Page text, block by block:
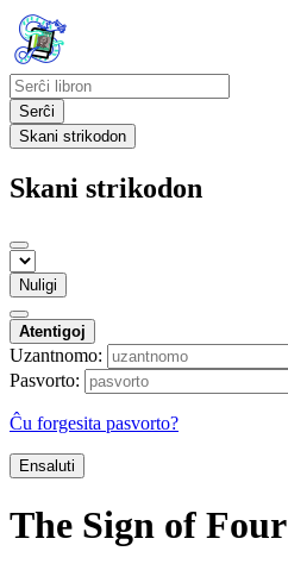
Serĉi
Skani strikodon
Skani strikodon
Nuligi
Atentigoj
Uzantnomo:
Pasvorto:
Ĉu forgesita pasvorto?
Ensaluti
The Sign of Four